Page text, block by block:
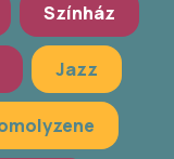
Színház
Jazz